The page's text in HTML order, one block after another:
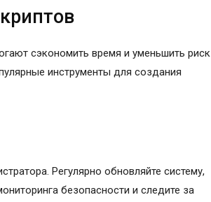
сэкономить время и уменьшить риск
инструменты для создания
Регулярно обновляйте систему,
безопасности и следите за